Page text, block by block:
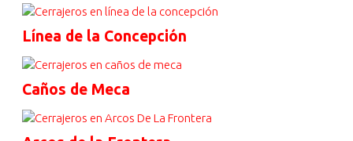
Línea de la Concepción
Caños de Meca